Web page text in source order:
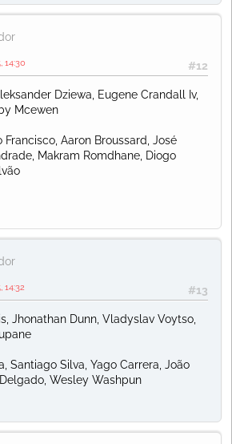
#12
14:30
Dziewa, Eugene Crandall Iv,
Mcewen
Aaron Broussard, José
Makram Romdhane, Diogo
#13
14:32
Jhonathan Dunn, Vladyslav Voytso,
Santiago Silva, Yago Carrera, João
Wesley Washpun